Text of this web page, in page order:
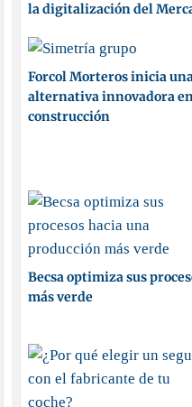
la digitalización del
Forcol Morteros inicia
alternativa innovadora
construcción
Becsa optimiza sus
más verde